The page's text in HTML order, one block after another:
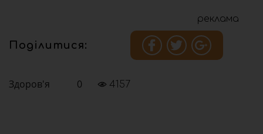
реклама
Поділитися:
Здоров'я 0 4157